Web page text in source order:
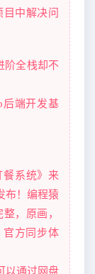
中解决问
阶全栈却不
后端开发基
餐系统》来
布！编程猿
，原画，
官方同步体
以通过网盘